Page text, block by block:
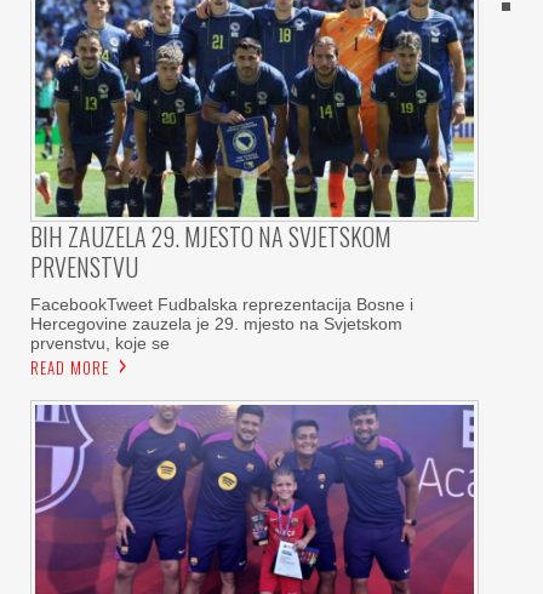
BIH ZAUZELA 29. MJESTO NA SVJETSKOM
PRVENSTVU
FacebookTweet Fudbalska reprezentacija Bosne i
Hercegovine zauzela je 29. mjesto na Svjetskom
prvenstvu, koje se
READ MORE